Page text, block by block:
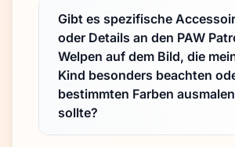
Gibt es spezifische
oder Details an den PAW
Welpen auf dem Bild, die
Kind besonders beachten
bestimmten Farben ausmalen
sollte?